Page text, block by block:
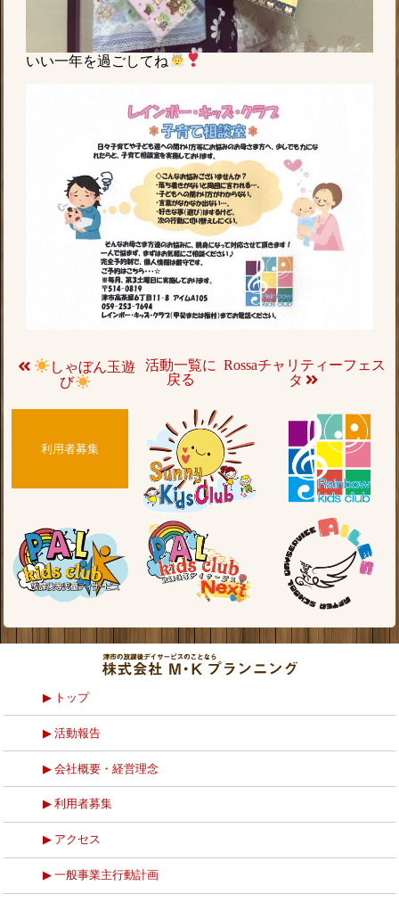
いい一年を過ごしてね
しゃぼん玉遊
び
活動一覧に
戻る
Rossaチャリティーフェス
タ
利用者募集
トップ
活動報告
会社概要・経営理念
利用者募集
アクセス
一般事業主行動計画